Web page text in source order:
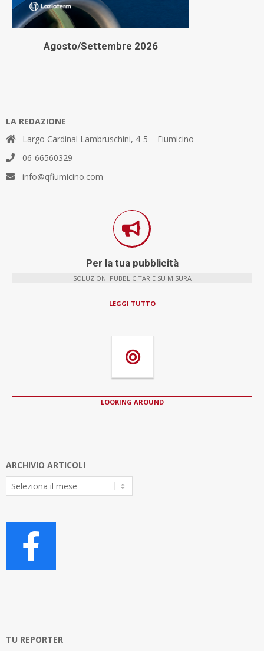
Agosto/Settembre 2026
LA REDAZIONE
Largo Cardinal Lambruschini, 4-5 – Fiumicino
06-66560329
info@qfiumicino.com
Per la tua pubblicità
SOLUZIONI PUBBLICITARIE SU MISURA
LEGGI TUTTO
LOOKING AROUND
ARCHIVIO ARTICOLI
Archivio
Articoli
TU REPORTER